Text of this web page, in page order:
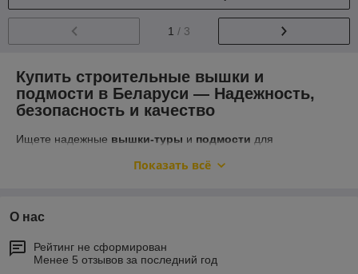
1 / 3
Купить строительные вышки и
подмости в Беларуси — Надежность,
безопасность и качество
Ищете надежные вышки-туры и подмости для
продукцию высочайшего качества, которая отвечает всем
различных типов работ, от фасадных и кровельных до
Вышки-тура представляют собой специализированные
конструкции, которые используются для доступа к
Показать всё
О нас
Рейтинг не сформирован
Менее 5 отзывов за последний год